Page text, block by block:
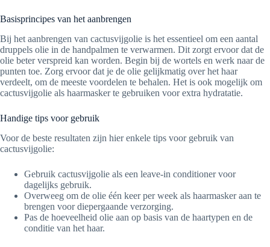
Basisprincipes van het aanbrengen
Bij het aanbrengen van cactusvijgolie is het essentieel om een aantal
druppels olie in de handpalmen te verwarmen. Dit zorgt ervoor dat de
olie beter verspreid kan worden. Begin bij de wortels en werk naar de
punten toe. Zorg ervoor dat je de olie gelijkmatig over het haar
verdeelt, om de meeste voordelen te behalen. Het is ook mogelijk om
cactusvijgolie als haarmasker te gebruiken voor extra hydratatie.
Handige tips voor gebruik
Voor de beste resultaten zijn hier enkele tips voor gebruik van
cactusvijgolie:
Gebruik cactusvijgolie als een leave-in conditioner voor
dagelijks gebruik.
Overweeg om de olie één keer per week als haarmasker aan te
brengen voor diepergaande verzorging.
Pas de hoeveelheid olie aan op basis van de haartypen en de
conditie van het haar.